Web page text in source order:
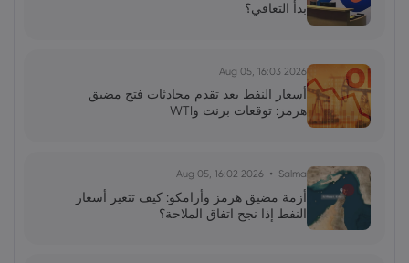
بدأ التعافي؟
2026 Aug 05, 16:03
أسعار النفط بعد تقدم محادثات فتح مضيق
هرمز: توقعات برنت وWTI
Salma
2026 Aug 05, 16:02
أزمة مضيق هرمز وأرامكو: كيف تتغير أسعار
النفط إذا نجح اتفاق الملاحة؟